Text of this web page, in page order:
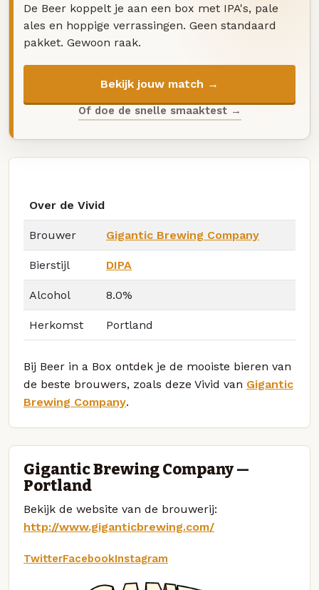
De Beer koppelt je aan een box met IPA's, pale
ales en hoppige verrassingen. Geen standaard
pakket. Gewoon raak.
Bekijk jouw match →
Of doe de snelle smaaktest →
Over de Vivid
Brouwer Gigantic Brewing Company
Bierstijl DIPA
Alcohol 8.0%
Herkomst Portland
Bij Beer in a Box ontdek je de mooiste bieren van
de beste brouwers, zoals deze Vivid van Gigantic
Brewing Company.
Gigantic Brewing Company —
Portland
Bekijk de website van de brouwerij:
http://www.giganticbrewing.com/
TwitterFacebookInstagram